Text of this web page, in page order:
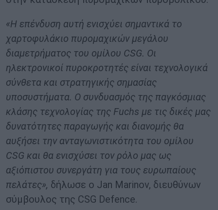
«Η επένδυση αυτή ενισχύει σημαντικά το
χαρτοφυλάκιο πυρομαχικών μεγάλου
διαμετρήματος του ομίλου CSG. Οι
ηλεκτρονικοί πυροκροτητές είναι τεχνολογικά
σύνθετα και στρατηγικής σημασίας
υποσυστήματα. Ο συνδυασμός της παγκόσμιας
κλάσης τεχνολογίας της Fuchs με τις δικές μας
δυνατότητες παραγωγής και διανομής θα
αυξήσει την ανταγωνιστικότητα του ομίλου
CSG και θα ενισχύσει τον ρόλο μας ως
αξιόπιστου συνεργάτη για τους ευρωπαίους
πελάτες», δήλωσε ο Jan Marinov, διευθύνων
σύμβουλος της CSG Defence.